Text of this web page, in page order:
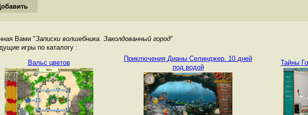
Вами "Записки волшебника. Заколдованный город"
игры по каталогу :
Вальс цветов
Приключения Дианы Селинджер. 10 дней
под водой
Тайны